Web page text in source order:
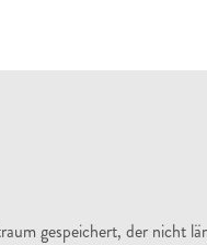
gespeichert, der nicht